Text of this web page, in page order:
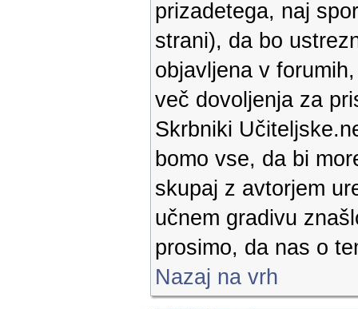
prizadetega, naj
strani), da bo
objavljena v
več dovoljenja za
Skrbniki
bomo vse, da bi
skupaj z avtorjem
učnem gradivu
prosimo, da nas o
Nazaj na vrh